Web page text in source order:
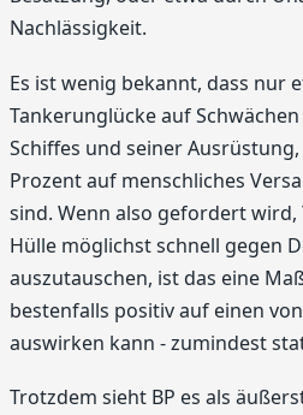
Nachlässigkeit.
Es ist wenig bekannt, dass nur
Tankerunglücke auf
Schiffes und seiner
Prozent auf menschliches
sind. Wenn also gefordert
Hülle möglichst schnell gegen
auszutauschen, ist das eine
bestenfalls positiv auf einen
auswirken kann - zumindest
Trotzdem sieht BP es als